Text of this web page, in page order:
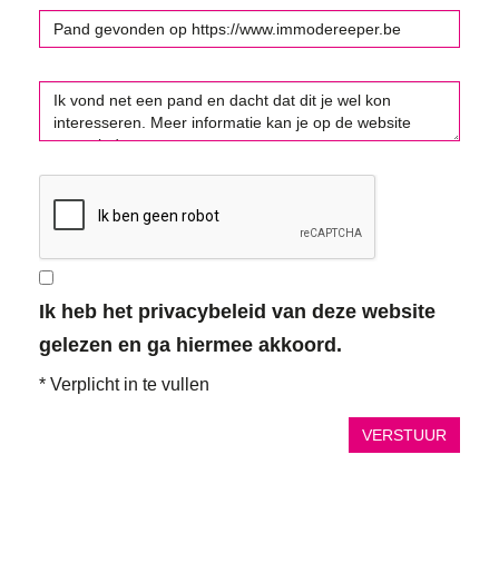
Ik heb het privacybeleid van deze website
gelezen en ga hiermee akkoord.
* Verplicht in te vullen